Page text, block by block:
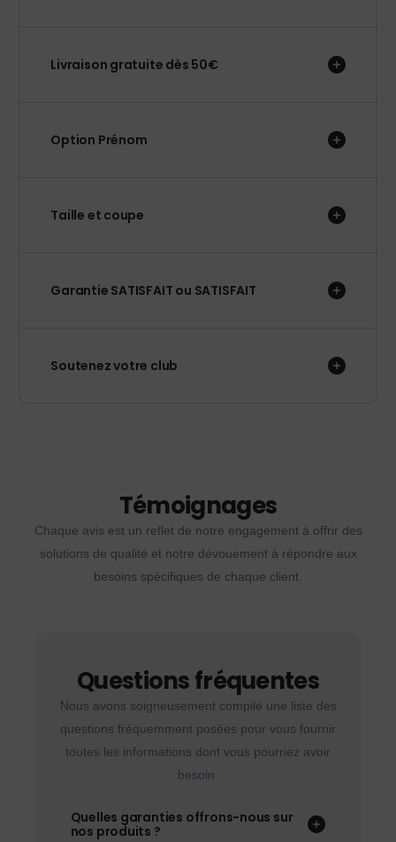
Livraison gratuite dès 50€
Option Prénom
Taille et coupe
Garantie SATISFAIT ou SATISFAIT
Soutenez votre club
Témoignages
Chaque avis est un reflet de notre engagement à offrir des
solutions de qualité et notre dévouement à répondre aux
besoins spécifiques de chaque client.
Questions fréquentes
Nous avons soigneusement compilé une liste des
questions fréquemment posées pour vous fournir
toutes les informations dont vous pourriez avoir
besoin.
Quelles garanties offrons-nous sur
nos produits ?